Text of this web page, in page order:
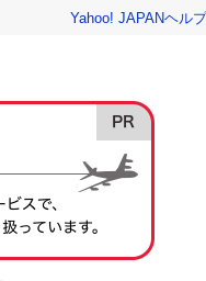
Yahoo! JAPANヘルプ